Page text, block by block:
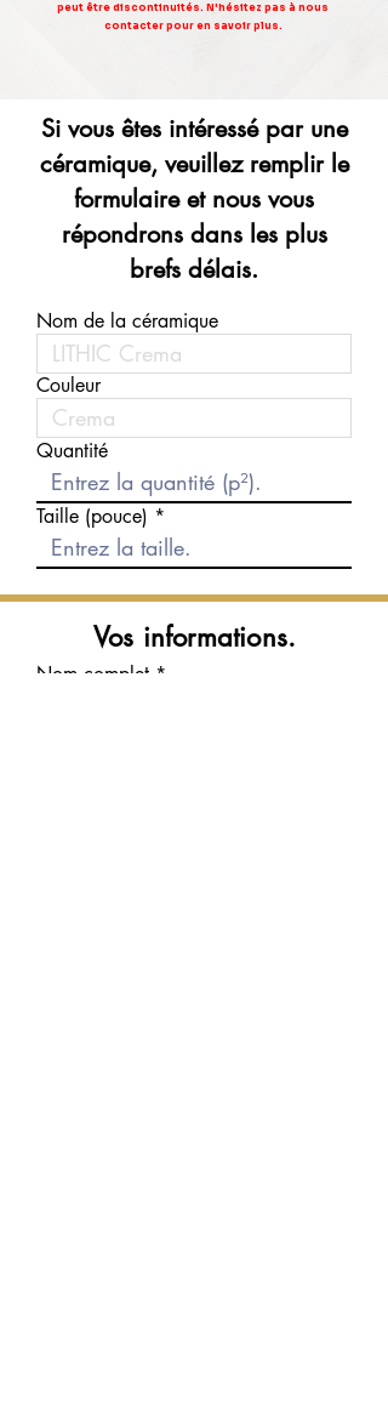
peut être discontinuités. N'hésitez pas à nous
contacter pour en savoir plus.
Si vous êtes intéressé par une
céramique, veuillez remplir le
formulaire et nous vous
répondrons dans les plus
brefs délais.
Nom de la céramique
Couleur
Quantité
Taille (pouce)
Vos informations.
Nom complet